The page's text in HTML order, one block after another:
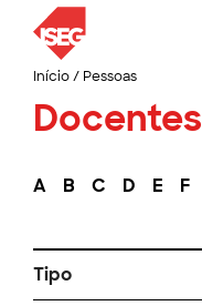
Início/ Pessoas
Docentes
A B C D E F
Tipo